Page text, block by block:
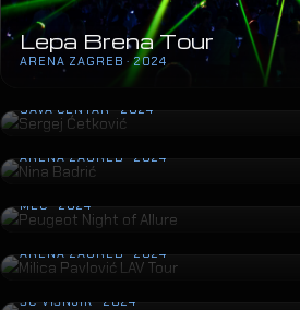
Lepa Brena Tour
ARENA ZAGREB · 2024
Sergej Ćetković
SAVA CENTAR · 2024
Nina Badrić
ARENA ZAGREB · 2024
Peugeot Night of Allure
MEC · 2024
Milica Pavlović LAV Tour
ARENA ZAGREB · 2024
Jelena Rozga
ŠC VIŠNJIK · 2024